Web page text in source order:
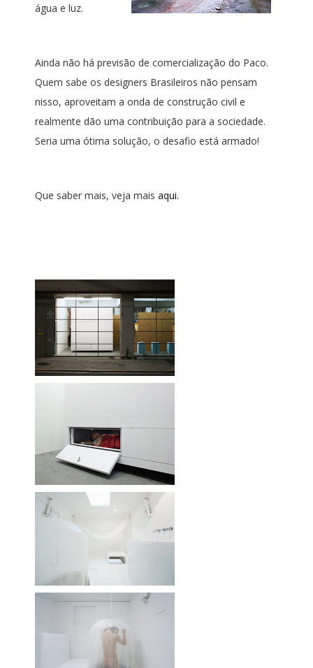
água e luz.
Ainda não há previsão de comercialização do Paco.
Quem sabe os designers Brasileiros não pensam
nisso, aproveitam a onda de construção civil e
realmente dão uma contribuição para a sociedade.
Seria uma ótima solução, o desafio está armado!
Que saber mais, veja mais aqui.